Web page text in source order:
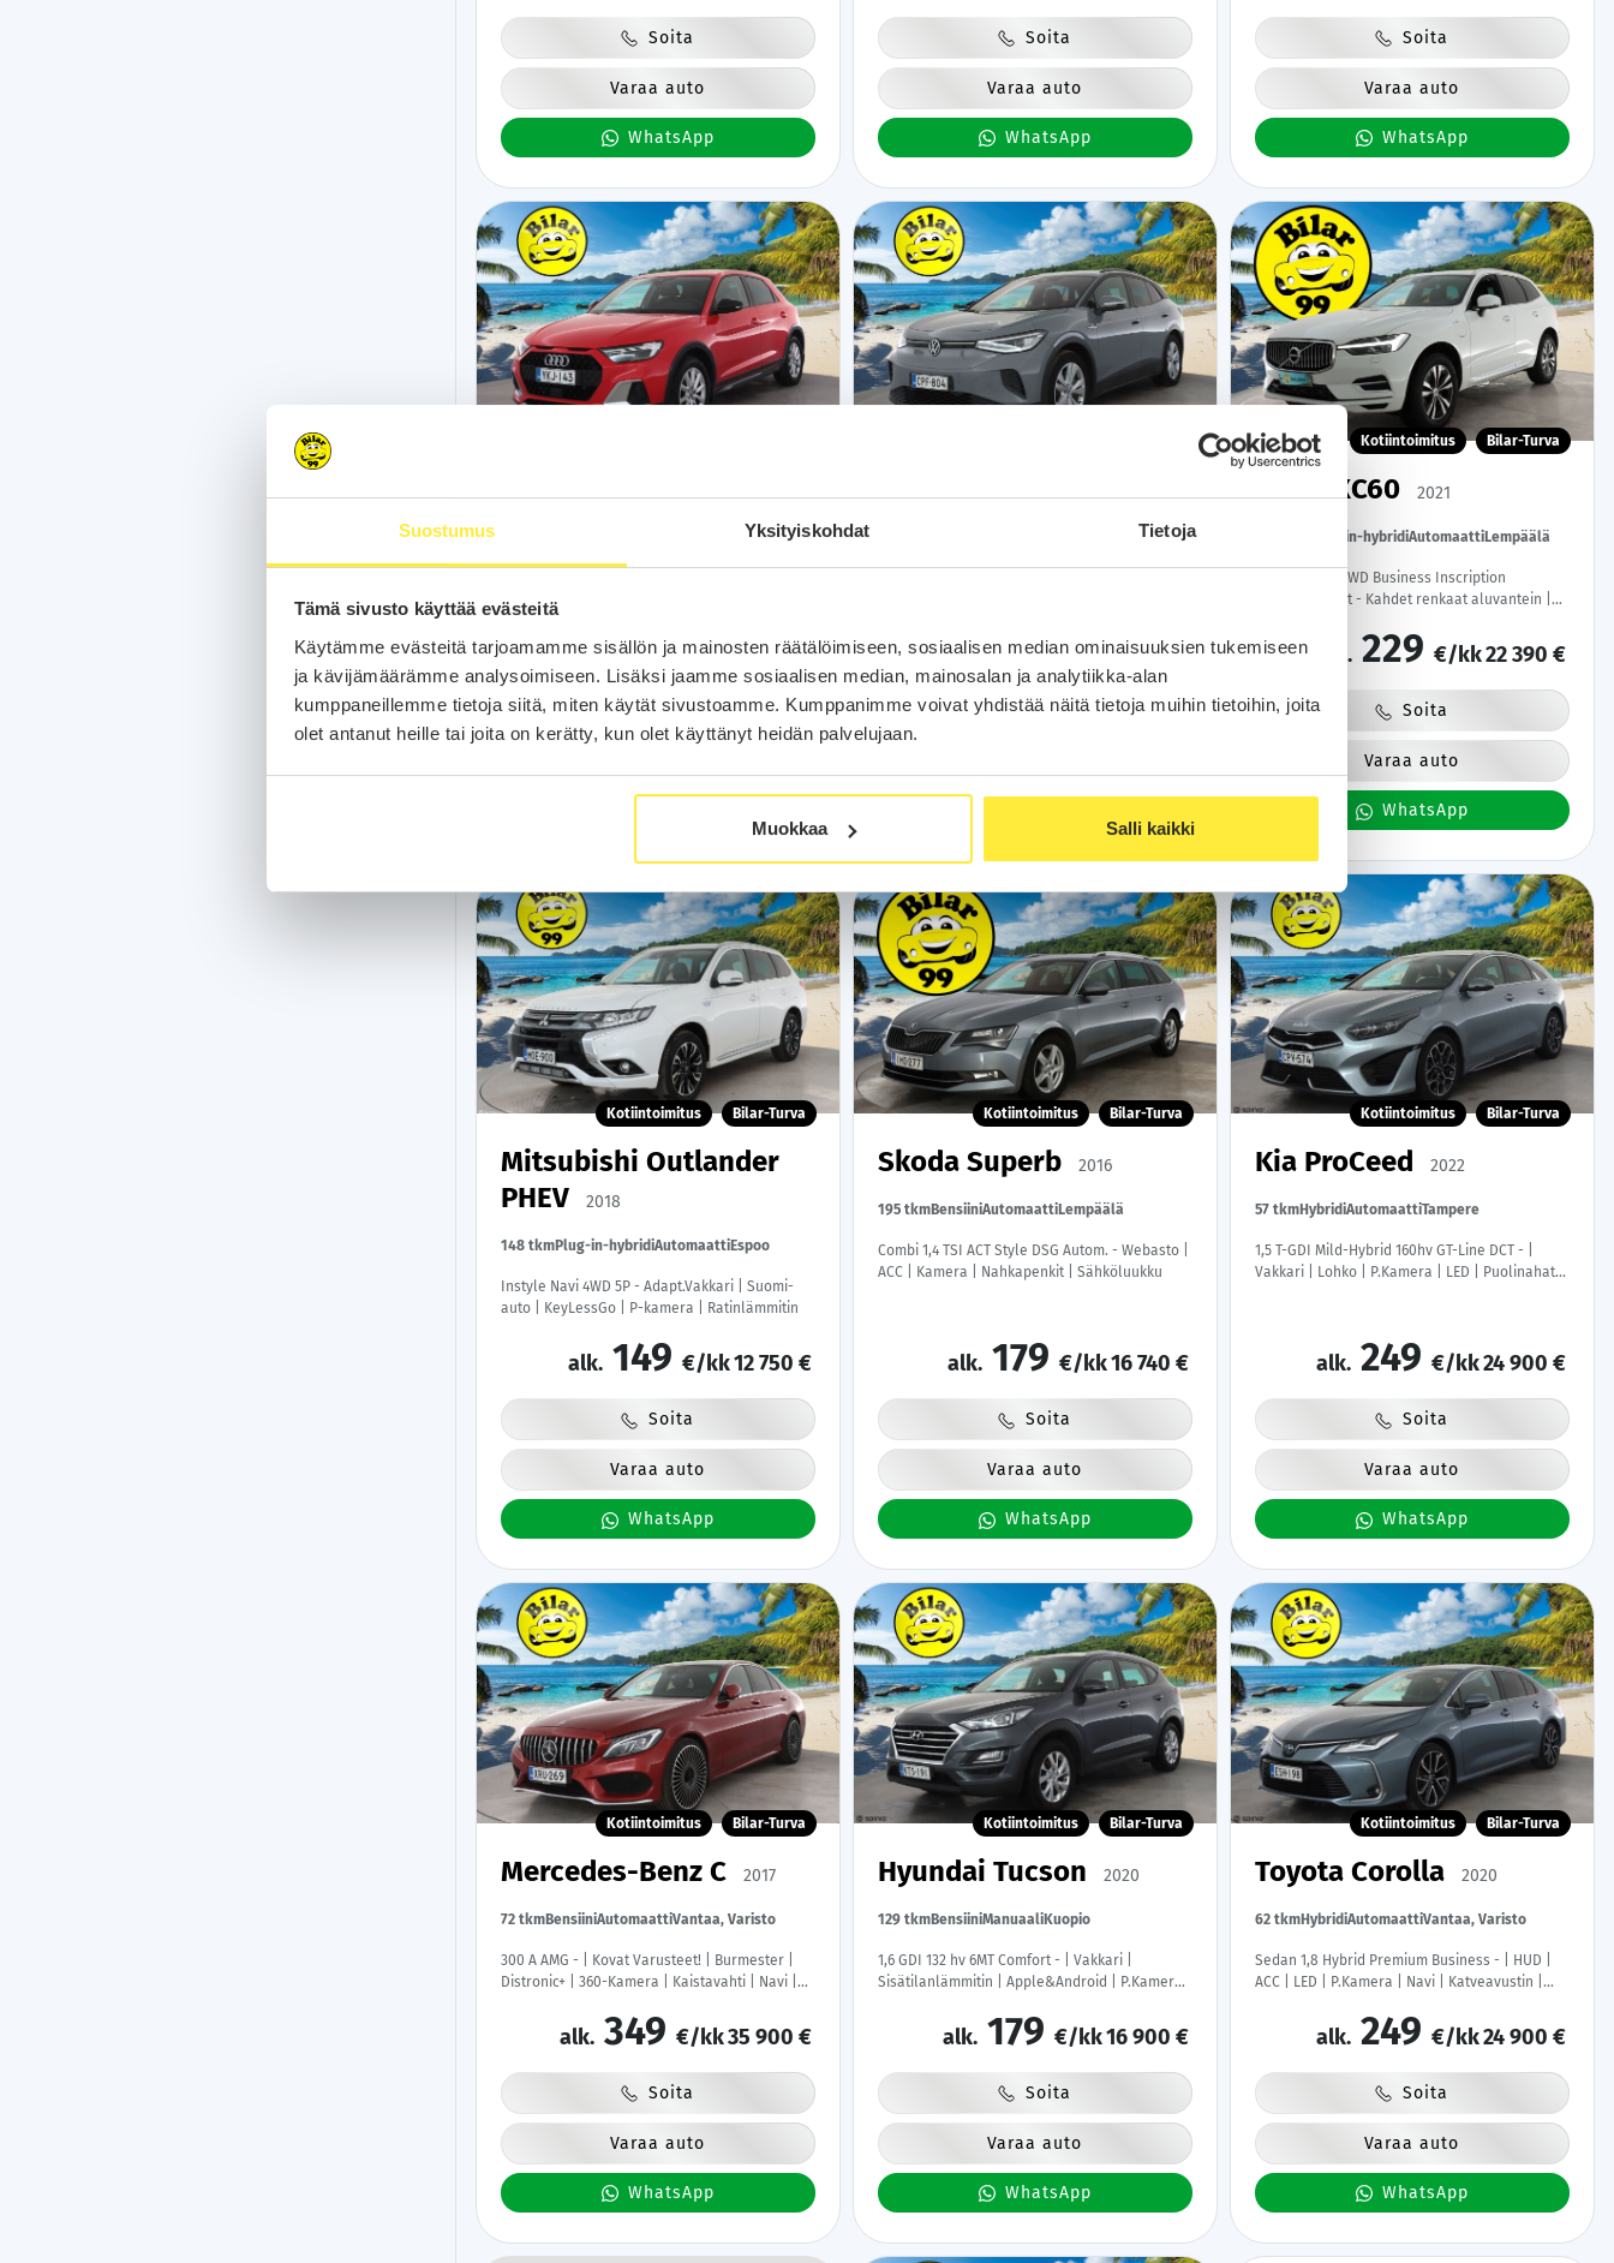
Suostumus Yksityiskohdat Tietoja
Tämä sivusto käyttää evästeitä
Käytämme evästeitä tarjoamamme sisällön ja mainosten räätälöimiseen, sosiaalisen median ominaisuuksien tukemiseen
ja kävijämäärämme analysoimiseen. Lisäksi jaamme sosiaalisen median, mainosalan ja analytiikka-alan
kumppaneillemme tietoja siitä, miten käytät sivustoamme. Kumppanimme voivat yhdistää näitä tietoja muihin tietoihin, joita
olet antanut heille tai joita on kerätty, kun olet käyttänyt heidän palvelujaan.
Muokkaa Salli kaikki
Soita
Varaa auto
WhatsApp
Soita
Varaa auto
WhatsApp
Soita
Varaa auto
WhatsApp
Audi A1 2020
Vantaa, Tuupakka
Lohko | P.Kamera | LED | Digimittaristo |
alk.199€/kk18 900 €
Soita
Volkswagen ID.4 2021
Keyless | Apple&Android | 1.Om Suomi-auto |
alk. 279 €/kk27 800 €
Soita
Kotiintoimitus Bilar-Turva
Volvo XC60 2021
Plug-in-hybridiAutomaattiLempäälä
T6 Recharge AWD Business Inscription
Expression aut - Kahdet renkaat aluvantein |
Peruutuskamera | KeylessGo | Sähköluukku |
Säntilliset huollot |
alk. 229 €/kk22 390 €
Soita
Varaa auto
WhatsApp
Kotiintoimitus Bilar-Turva
Mitsubishi Outlander
PHEV
2018
148 tkmPlug-in-hybridiAutomaattiEspoo
Instyle Navi 4WD 5P - Adapt.Vakkari | Suomi-
auto | KeyLessGo | P-kamera | Ratinlämmitin
alk. 149 €/kk12 750 €
Soita
Varaa auto
WhatsApp
Kotiintoimitus Bilar-Turva
Skoda Superb 2016
195 tkmBensiiniAutomaattiLempäälä
Combi 1,4 TSI ACT Style DSG Autom. - Webasto |
ACC | Kamera | Nahkapenkit | Sähköluukku
alk. 179 €/kk16 740 €
Soita
Varaa auto
WhatsApp
Kotiintoimitus Bilar-Turva
Kia ProCeed 2022
57 tkmHybridiAutomaattiTampere
1,5 T-GDI Mild-Hybrid 160hv GT-Line DCT - |
Vakkari | Lohko | P.Kamera | LED | Puolinahat |
alk. 249 €/kk24 900 €
Soita
Varaa auto
WhatsApp
Kotiintoimitus Bilar-Turva
Mercedes-Benz C 2017
72 tkmBensiiniAutomaattiVantaa, Varisto
300 A AMG - | Kovat Varusteet! | Burmester |
Distronic+ | 360-Kamera | Kaistavahti | Navi |
alk. 349 €/kk35 900 €
Soita
Varaa auto
WhatsApp
Kotiintoimitus Bilar-Turva
Hyundai Tucson 2020
129 tkmBensiiniManuaaliKuopio
1,6 GDI 132 hv 6MT Comfort - | Vakkari |
Sisätilanlämmitin | Apple&Android | P.Kamera |
alk. 179 €/kk16 900 €
Soita
Varaa auto
WhatsApp
Kotiintoimitus Bilar-Turva
Toyota Corolla 2020
62 tkmHybridiAutomaattiVantaa, Varisto
Sedan 1,8 Hybrid Premium Business - | HUD |
ACC | LED | P.Kamera | Navi | Katveavustin |
Kaistavahti | 1-om Suomi-auto | Kahdet renkaat
alk. 249 €/kk24 900 €
Soita
Varaa auto
WhatsApp